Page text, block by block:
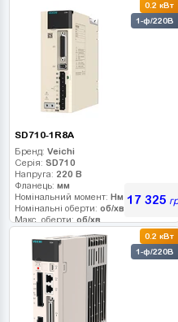
Енкодер:
0.2 кВт
1-ф/220В
SD710-1R8A
Бренд: Veichi
Серія: SD710
Напруга: 220 В
Фланець: мм
Номінальний момент: Нм
Номінальні оберти: об/хв
Макс. оберти: об/хв
Енкодер:
17 325
0.2 кВт
1-ф/220В